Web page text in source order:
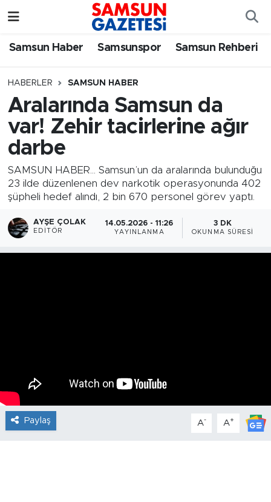
Samsun Haber Samsunspor Samsun Rehberi
HABERLER SAMSUN HABER
Aralarında Samsun da
var! Zehir tacirlerine ağır
darbe
SAMSUN HABER... Samsun’un da aralarında bulunduğu
23 ilde düzenlenen dev narkotik operasyonunda 402
şüpheli hedef alındı, 2 bin 670 personel görev yaptı.
AYŞE ÇOLAK
EDITÖR
14.05.2026 - 11:26
YAYINLANMA
3 DK
OKUNMA SÜRESI
Paylaş A- A+
Samsun Haber
Samsun Rehberi
Resmi İlanlar
Samsun Nöbetçi Eczaneler
SAMSUN Namaz Vakitleri
Samsun Trafik Yoğunluk Haritası
Süper Lig Puan Durumu ve Fikstür
Tüm Manşetler
Son Dakika Haberleri